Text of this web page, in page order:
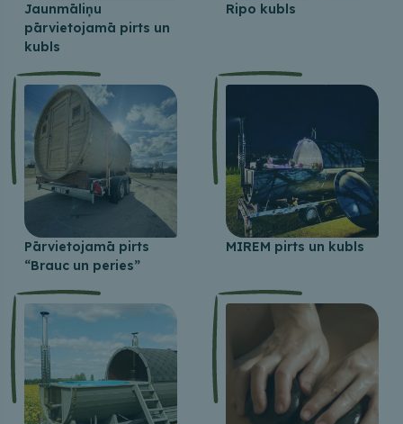
Jaunmāliņu
pārvietojamā pirts un
kubls
Ripo kubls
Pārvietojamā pirts
“Brauc un peries”
MIREM pirts un kubls